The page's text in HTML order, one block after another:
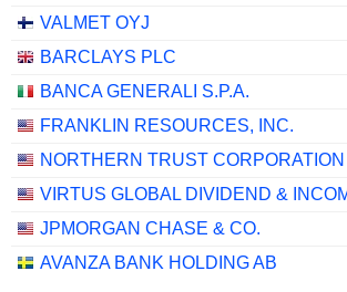
VALMET OYJ
BARCLAYS PLC
BANCA GENERALI S.P.A.
FRANKLIN RESOURCES, INC.
NORTHERN TRUST CORPORATION
JPMORGAN CHASE & CO.
AVANZA BANK HOLDING AB